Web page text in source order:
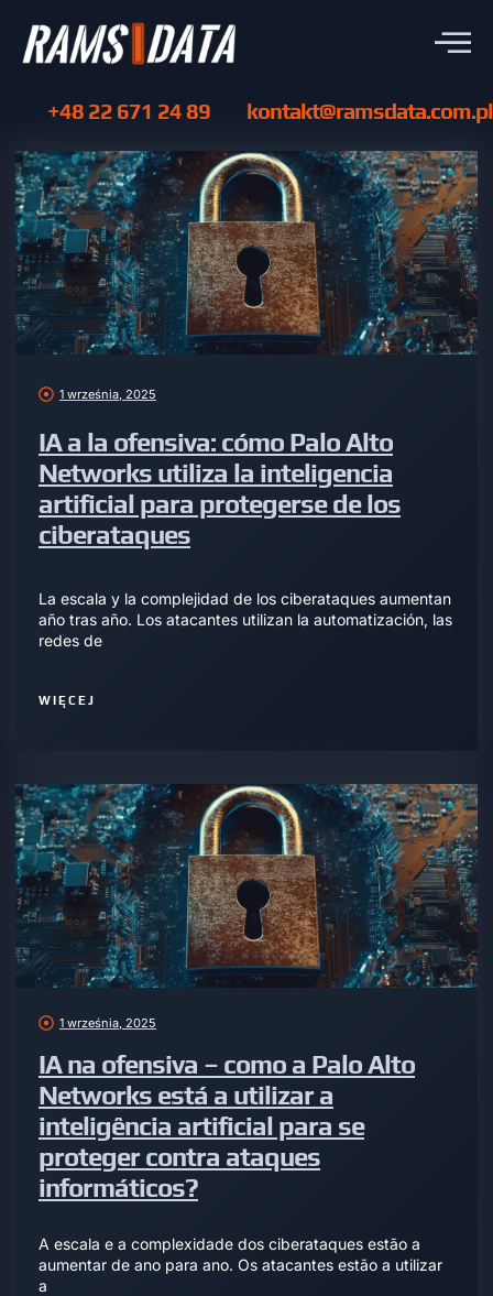
+48 22 671 24 89 kontakt@ramsdata.com.pl
1 września, 2025
IA a la ofensiva: cómo Palo Alto
Networks utiliza la inteligencia
artificial para protegerse de los
ciberataques
La escala y la complejidad de los ciberataques aumentan
año tras año. Los atacantes utilizan la automatización, las
redes de
WIĘCEJ
1 września, 2025
IA na ofensiva – como a Palo Alto
Networks está a utilizar a
inteligência artificial para se
proteger contra ataques
informáticos?
A escala e a complexidade dos ciberataques estão a
aumentar de ano para ano. Os atacantes estão a utilizar
a